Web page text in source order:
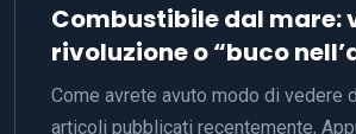
Combustibile dal mare:
rivoluzione o “buco
Come avrete avuto modo di vedere
articoli pubblicati recentemente,